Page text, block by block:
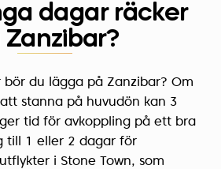
dagar räcker
Zanzibar?
bör du lägga på Zanzibar? Om
stanna på huvudön kan 3
tid för avkoppling på ett bra
till 1 eller 2 dagar för
i Stone Town, som